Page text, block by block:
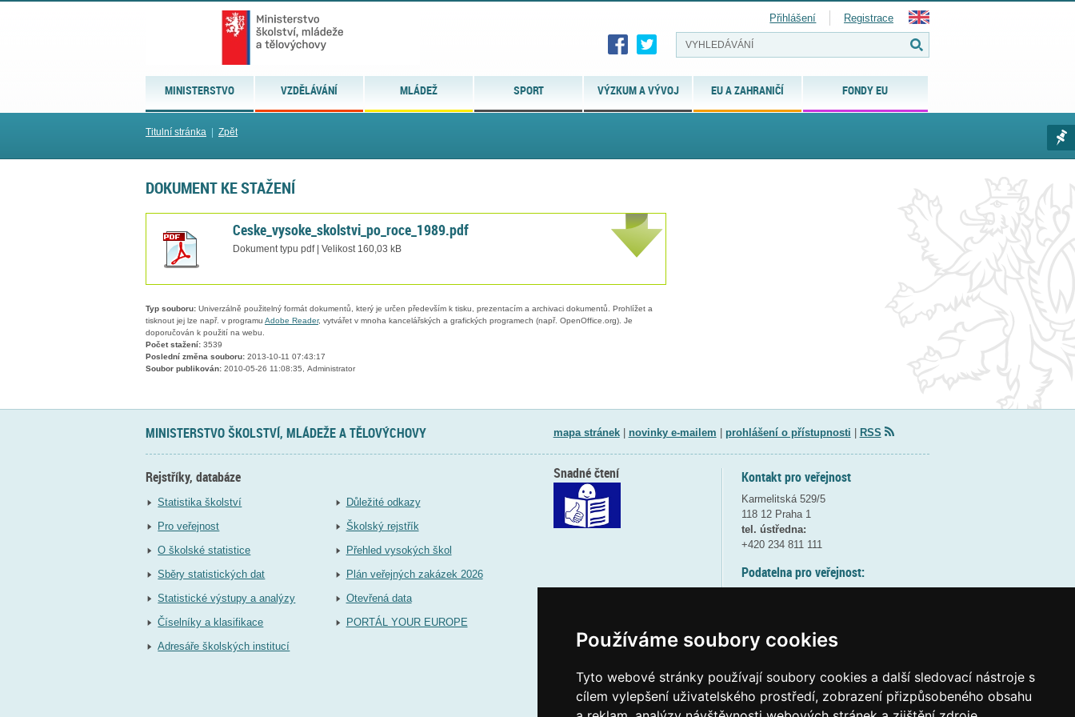
Používáme soubory cookies
Tyto webové stránky používají soubory cookies a další sledovací nástroje s
cílem vylepšení uživatelského prostředí, zobrazení přizpůsobeného obsahu
MINISTERSTVO VZDĚLÁVÁNÍ MLÁDEŽ SPORT VÝZKUM A VÝVOJ EU A ZAHRANIČÍ FONDY EU
Přihlášení Registrace
Titulní stránka Zpět
DOKUMENT KE STAŽENÍ
Ceske_vysoke_skolstvi_po_roce_1989.pdf
Dokument typu pdf | Velikost 160,03 kB
Typ souboru: Univerzálně použitelný formát dokumentů, který je určen především k tisku, prezentacím a archivaci dokumentů. Prohlížet a
tisknout jej lze např. v programu Adobe Reader, vytvářet v mnoha kancelářských a grafických programech (např. OpenOffice.org). Je
doporučován k použití na webu.
Počet stažení: 3539
Poslední změna souboru: 2013-10-11 07:43:17
Soubor publikován: 2010-05-26 11:08:35, Administrator
MINISTERSTVO ŠKOLSTVÍ, MLÁDEŽE A TĚLOVÝCHOVY mapa stránek| novinky e-mailem prohlášení o přístupnosti RSS
Rejstříky, databáze
Statistika školství
Pro veřejnost
O školské statistice
Sběry statistických dat
Statistické výstupy a analýzy
Číselníky a klasifikace
Adresáře školských institucí
Důležité odkazy
Školský rejstřík
Přehled vysokých škol
Plán veřejných zakázek 2026
Otevřená data
PORTÁL YOUR EUROPE
Kontakt pro veřejnost
Karmelitská 529/5
118 12 Praha 1
tel. ústředna:
+420 234 811 111
Podatelna pro veřejnost:
(více informací
Elektronická podatelna:
Snadné čtení